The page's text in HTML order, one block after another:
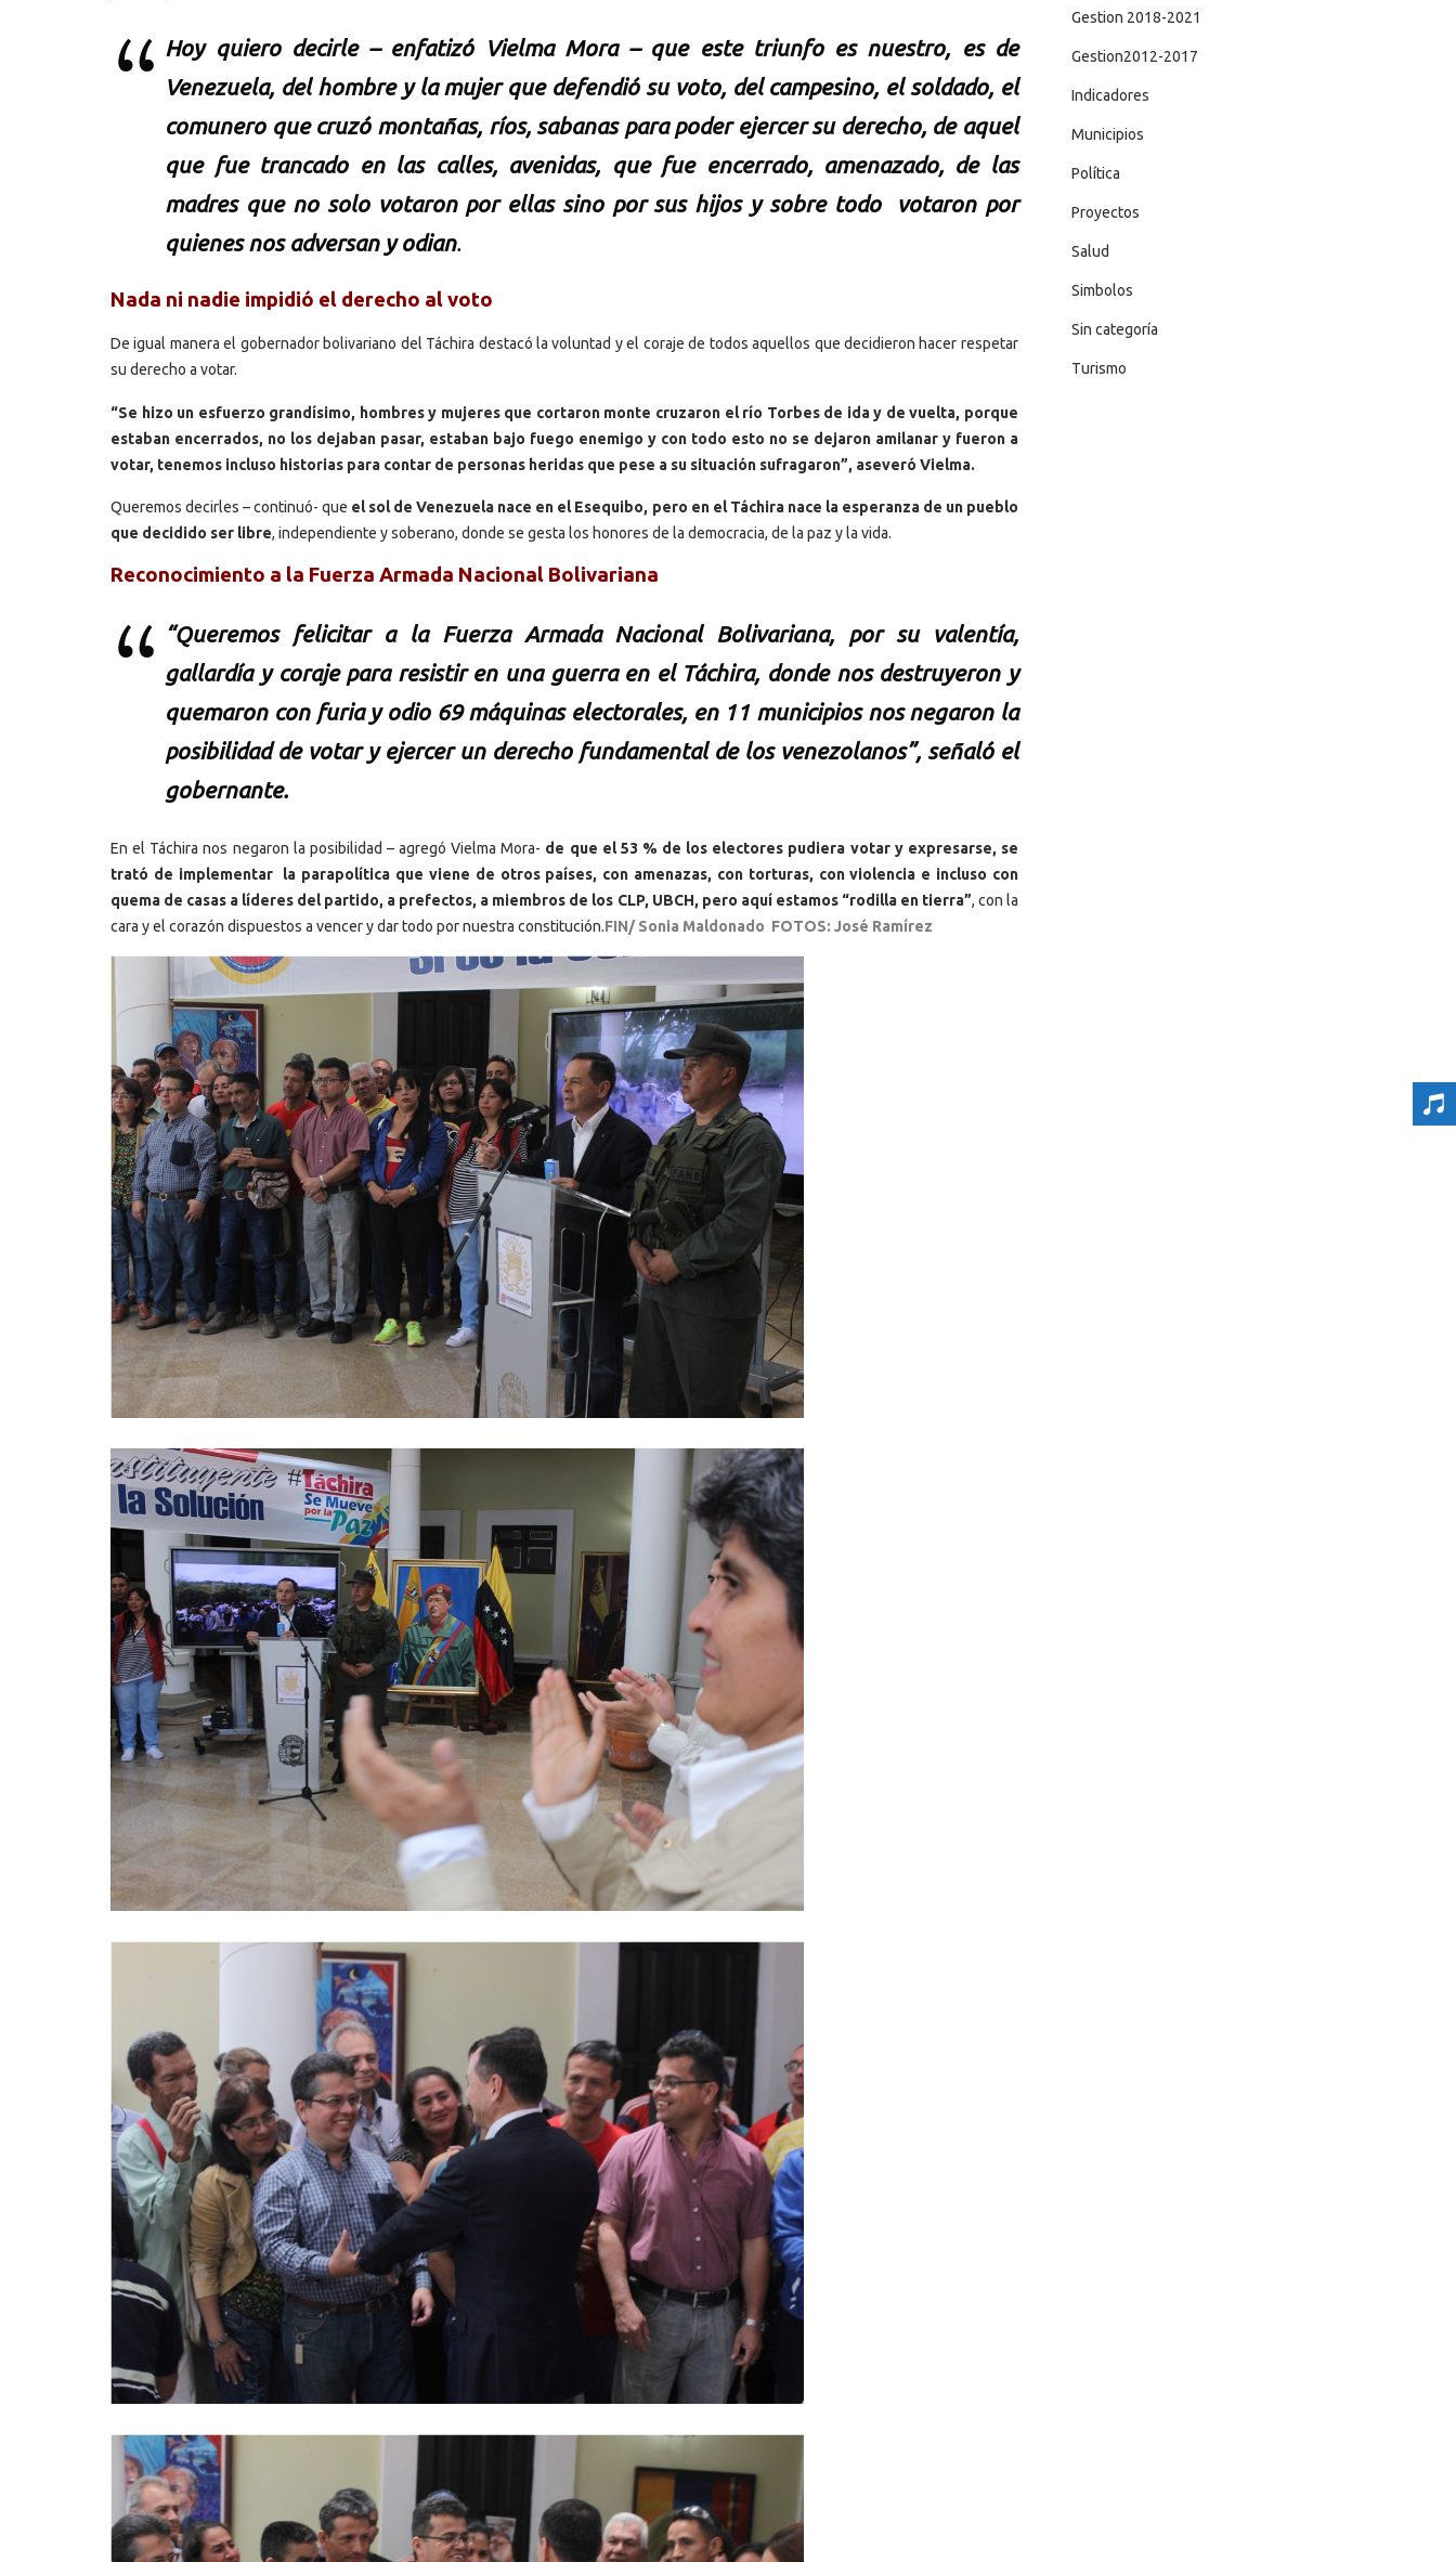
Hoy quiero decirle – enfatizó Vielma Mora – que este triunfo es nuestro, es de
Venezuela, del hombre y la mujer que defendió su voto, del campesino, el soldado, el
comunero que cruzó montañas, ríos, sabanas para poder ejercer su derecho, de aquel
que fue trancado en las calles, avenidas, que fue encerrado, amenazado, de las
madres que no solo votaron por ellas sino por sus hijos y sobre todo votaron por
quienes nos adversan y odian.
Nada ni nadie impidió el derecho al voto
De igual manera el gobernador bolivariano del Táchira destacó la voluntad y el coraje de todos aquellos que decidieron hacer respetar
su derecho a votar.
“Se hizo un esfuerzo grandísimo, hombres y mujeres que cortaron monte cruzaron el río Torbes de ida y de vuelta, porque
estaban encerrados, no los dejaban pasar, estaban bajo fuego enemigo y con todo esto no se dejaron amilanar y fueron a
votar, tenemos incluso historias para contar de personas heridas que pese a su situación sufragaron”, aseveró Vielma.
Queremos decirles – continuó- que el sol de Venezuela nace en el Esequibo, pero en el Táchira nace la esperanza de un pueblo
que decidido ser libre, independiente y soberano, donde se gesta los honores de la democracia, de la paz y la vida.
Reconocimiento a la Fuerza Armada Nacional Bolivariana
“Queremos felicitar a la Fuerza Armada Nacional Bolivariana, por su valentía,
gallardía y coraje para resistir en una guerra en el Táchira, donde nos destruyeron y
quemaron con furia y odio 69 máquinas electorales, en 11 municipios nos negaron la
posibilidad de votar y ejercer un derecho fundamental de los venezolanos”, señaló el
gobernante.
En el Táchira nos negaron la posibilidad – agregó Vielma Mora- de que el 53 % de los electores pudiera votar y expresarse, se
trató de implementar la parapolítica que viene de otros países, con amenazas, con torturas, con violencia e incluso con
quema de casas a líderes del partido, a prefectos, a miembros de los CLP, UBCH, pero aquí estamos “rodilla en tierra”, con la
cara y el corazón dispuestos a vencer y dar todo por nuestra constitución.FIN/ Sonia Maldonado FOTOS: José Ramírez
Gestion 2018-2021
Gestion2012-2017
Indicadores
Municipios
Política
Proyectos
Salud
Simbolos
Sin categoría
Turismo